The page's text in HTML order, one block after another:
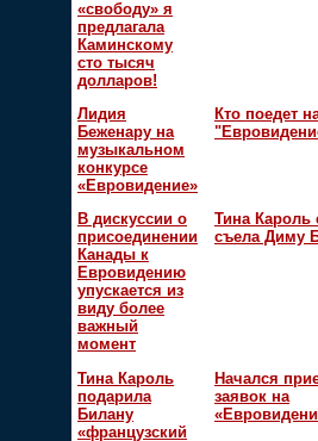
«свободу» я
предлагала
Каминскому
сто тысяч
долларов!
Лидия
Беженару на
музыкальном
конкурсе
«Евровидение»
Кто поедет
В дискуссии о
присоединении
Канады к
Евровидению
упускается из
виду более
важный
момент
Тина Кароль
съела Диму
Тина Кароль
подарила
Билану
«французский
Начался
заявок на